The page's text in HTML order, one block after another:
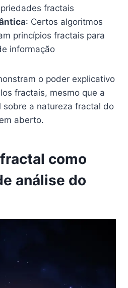
fractais
: Certos algoritmos
princípios fractais para
informação
o poder explicativo
fractais, mesmo que a
sobre a natureza fractal do
aberto.
como
análise do